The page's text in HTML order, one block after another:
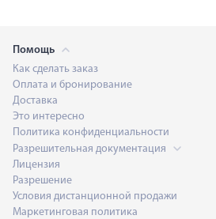
Помощь
Как сделать заказ
Оплата и бронирование
Доставка
Это интересно
Политика конфиденциальности
Разрешительная документация
Лицензия
Разрешение
Условия дистанционной продажи
Маркетинговая политика